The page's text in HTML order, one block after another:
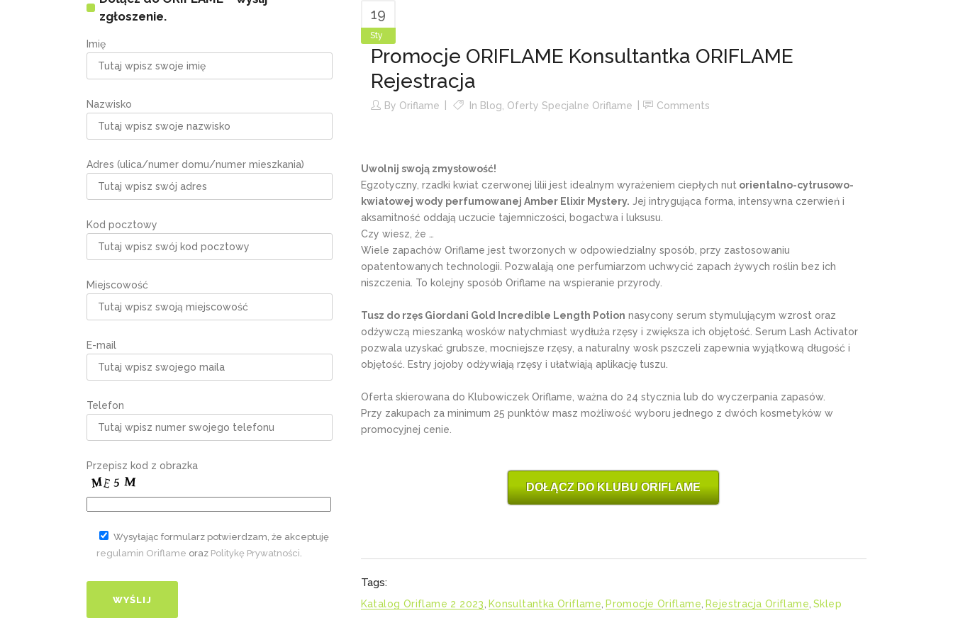
zgłoszenie.
Imię
Nazwisko
Adres (ulica/numer domu/numer mieszkania)
Kod pocztowy
Miejscowość
E-mail
Telefon
Przepisz kod z obrazka
Wysyłając formularz potwierdzam, że akceptuję
regulamin Oriflame oraz Politykę Prywatności.
19
Sty
Promocje ORIFLAME Konsultantka ORIFLAME
Rejestracja
By Oriflame In Blog Oferty Specjalne Oriflame Comments
Uwolnij swoją zmysłowość!
Egzotyczny, rzadki kwiat czerwonej lilii jest idealnym wyrażeniem ciepłych nut orientalno-cytrusowo-
kwiatowej wody perfumowanej Amber Elixir Mystery. Jej intrygująca forma, intensywna czerwień i
aksamitność oddają uczucie tajemniczości, bogactwa i luksusu.
Czy wiesz, że …
Wiele zapachów Oriflame jest tworzonych w odpowiedzialny sposób, przy zastosowaniu
opatentowanych technologii. Pozwalają one perfumiarzom uchwycić zapach żywych roślin bez ich
niszczenia. To kolejny sposób Oriflame na wspieranie przyrody.
Tusz do rzęs Giordani Gold Incredible Length Potion nasycony serum stymulującym wzrost oraz
odżywczą mieszanką wosków natychmiast wydłuża rzęsy i zwiększa ich objętość. Serum Lash Activator
pozwala uzyskać grubsze, mocniejsze rzęsy, a naturalny wosk pszczeli zapewnia wyjątkową długość i
objętość. Estry jojoby odżywiają rzęsy i ułatwiają aplikację tuszu.
Oferta skierowana do Klubowiczek Oriflame, ważna do 24 stycznia lub do wyczerpania zapasów.
Przy zakupach za minimum 25 punktów masz możliwość wyboru jednego z dwóch kosmetyków w
promocyjnej cenie.
DOŁĄCZ DO KLUBU ORIFLAME
Tags:
Katalog Oriflame 2 2023 Konsultantka Oriflame Promocje Oriflame Rejestracja Oriflame Sklep